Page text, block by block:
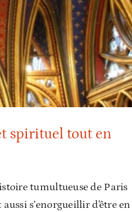
spirituel tout en
tumultueuse de Paris
s’enorgueillir d'être en